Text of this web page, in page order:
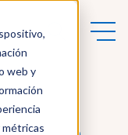
web y
métricas